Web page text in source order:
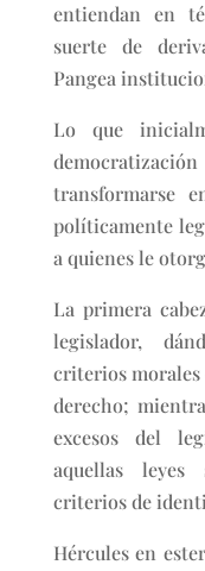
entiendan en
suerte de
Pangea
Lo que
transformarse
políticamente
a quienes le
La primera
legislador,
criterios morales
derecho;
excesos del
aquellas
criterios de
Hércules en